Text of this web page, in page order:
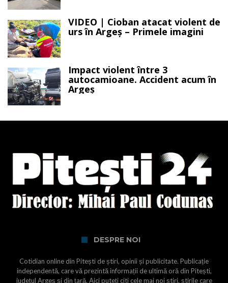
VIDEO | Cioban atacat violent de
urs în Argeș – Primele imagini
Impact violent între 3
autocamioane. Accident acum în
Argeș
DESPRE NOI
Cotidian online din Pitești de știri, opinii și publicitate. Publicație
independentă, care vă prezintă informații de ultimă oră din Pitești,
județul Argeș și din țară. Aici puteți citi cele mai noi știri, știrile care